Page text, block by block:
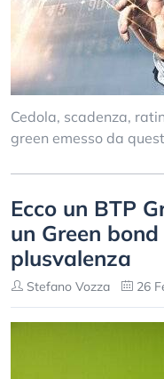
Cedola, scadenza,
green emesso da
Ecco un BTP
un Green
plusvalenza
Stefano Vozza 26